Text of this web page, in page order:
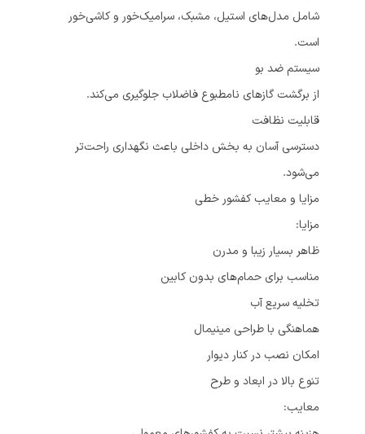
شامل مدل‌های استیل، مشبک، سرامیک‌خور و کاشی‌خور
است.
سیستم ضد بو
از برگشت گازهای نامطبوع فاضلاب جلوگیری می‌کند.
قابلیت نظافت
دسترسی آسان به بخش داخلی باعث نگهداری راحت‌تر
می‌شود.
مزایا و معایب کفشور خطی
مزایا:
ظاهر بسیار زیبا و مدرن
مناسب برای حمام‌های بدون کابین
تخلیه سریع آب
هماهنگی با طراحی مینیمال
امکان نصب در کنار دیوار
تنوع بالا در ابعاد و طرح
معایب: